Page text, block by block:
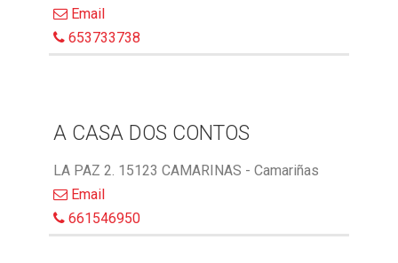
Email
653733738
A CASA DOS CONTOS
LA PAZ 2. 15123 CAMARINAS - Camariñas
Email
661546950